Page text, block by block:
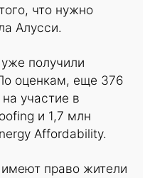
что нужно
Алусси.
получили
оценкам, еще 376
участие в
и 1,7 млн
Affordability.
право жители